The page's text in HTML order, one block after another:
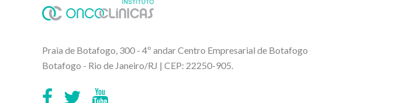
Praia de Botafogo, 300 - 4º andar Centro Empresarial de Botafogo
Botafogo - Rio de Janeiro/RJ | CEP: 22250-905.